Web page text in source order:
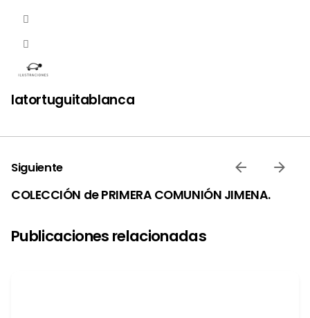
latortuguitablanca
Siguiente
COLECCIÓN de PRIMERA COMUNIÓN JIMENA.
Publicaciones relacionadas